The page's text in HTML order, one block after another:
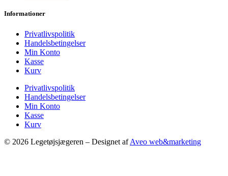
Informationer
Privatlivspolitik
Handelsbetingelser
Min Konto
Kasse
Kurv
Privatlivspolitik
Handelsbetingelser
Min Konto
Kasse
Kurv
© 2026 Legetøjsjægeren – Designet afAveo web&marketing